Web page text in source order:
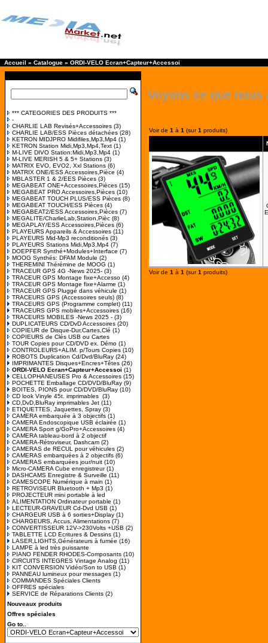
Accueil » Catalogue » ORDI-VELO Ecran+Capteur+Accessoi
*** CATEGORIES DES PRODUITS ***
-
CHARLIE LAB Revisés+Accessoires (3)
CHARLIE LAB/ESS Pièces détachées (28)
KETRON MIDJPRO Midifiles,Mp3,Mp4 (1)
KETRON Station Midi,Mp3,Mp4,Text (1)
M-LIVE DIVO Station:Midi,Mp3,Mp4 (1)
M-LIVE MERISH 5 & 5+ Stations (3)
MATRIX EVO, EVO2, Xxl Stations (6)
MATRIX ONE/ESS Accessoires,Pièce (4)
MBLASTER 1 & 2/EES Pièces (3)
MEGABEAT ONE+Accessoires,Pièces (15)
MEGABEAT PRO Accessoires,Pièces (10)
MEGABEAT TOUCH PLUS/ESS Pièces (8)
MEGABEAT TOUCH/ESS Pièces (4)
MEGABEAT2/ESS Accessoires,Pièces (7)
MEGALITE/CharlieLab,Station,Pièc (8)
MEGAPLAY/ESS Accessoires,Pièces (6)
PLAYEURS Appareils & Accessoires (11)
PLAYEURS Mid-Mp3 reconditionés (3)
PLAYEURS Stations Midi,Mp3,Mp4 (7)
DOEPFER Synthé+Modules+Interface (7)
MOOG Synthés: DFAM Module (2)
THEREMINI Thérémine de MOOG (1)
TRACEUR GPS 4G -News 2025- (3)
TRACEUR GPS Montage fixe+Accesso (4)
TRACEUR GPS Montage fixe+Alarme (1)
TRACEUR GPS Pluggé dans véhicule (1)
TRACEURS GPS (Accessoires seuls) (8)
TRACEURS GPS (Programme complet) (11)
TRACEURS GPS mobiles+Accessoires (16)
TRACEURS MOBILES -News 2025 - (3)
DUPLICATEURS CD/DvD Accessoires (20)
COPIEUR de Disque-Dur,Cartes,Clé (1)
COPIEURS de Clés USB ou Cartes
TOUR Copies pour CD/DVD ex. Démo (1)
CONTROLEURS+ALIM. p/Tours Copies (10)
ROBOTS Duplication Cd/Dvd/BluRay (24)
IMPRIMANTES Disques+Encres+Têtes (26)
ORDI-VELO Ecran+Capteur+Accessoi (1)
CELLOPHANEUSES Pro & Accessoires (15)
POCHETTE Emballage CD/DVD/BluRay (9)
BOITES, PIONS pour CD/DVD/BluRay (10)
CD look Vinyle 45t. imprimables (3)
CD,DvD,BluRay imprimables Jet (11)
ETIQUETTES, Jaquettes, Spray (3)
CAMERA embarquée à 3 objectifs (1)
CAMERA Endoscopique USB éclairée (1)
CAMERA Sport g/GoPro+Accessoires (4)
CAMERA tableau-bord à 2 objectif
CAMERA-Rétroviseur, Dashcam (2)
CAMERAS de RECUL pour véhicules (2)
CAMERAS embarquées à 2 objectifs (6)
CAMERAS embarquées jour/nuit (10)
Micro-CAMERA Cube enregistreur(1)
DASHCAMS Enregistre & Surveille (11)
CAMESCOPE Numérique à main (1)
RETROVISEUR Bluetooth + Mp3 (1)
PROJECTEUR mini portable à led
ALIMENTATION Ordinateur portable (1)
LECTEUR-GRAVEUR Cd-Dvd USB (1)
CHARGEUR USB à 6 sorties+Display (1)
CHARGEURS, Accus, Alimentations (7)
CONVERTISSEUR 12V->230Volts +USB (2)
TABLETTE LCD Ecritures & Dessins (1)
LASER,LIGHTS,Générateurs à fumée (16)
LAMPE à led très puissante
PIANO FENDER RHODES-Composants (10)
CIRCUITS INTEGRES Vintage Analog (11)
KIT CONVERSION Vidéo/Son to USB (1)
PANNEAU lumineux pour messages (1)
COMMANDES Spéciales Clients
OFFRES spéciales
SERVICE de Réparations Clients (2)
Nouveaux produits
Offres spéciales
Go to..
Voyons ce que nous
Voir de 1 à 1 (sur1 produits)
Voir de 1 à 1 (sur1 produits)